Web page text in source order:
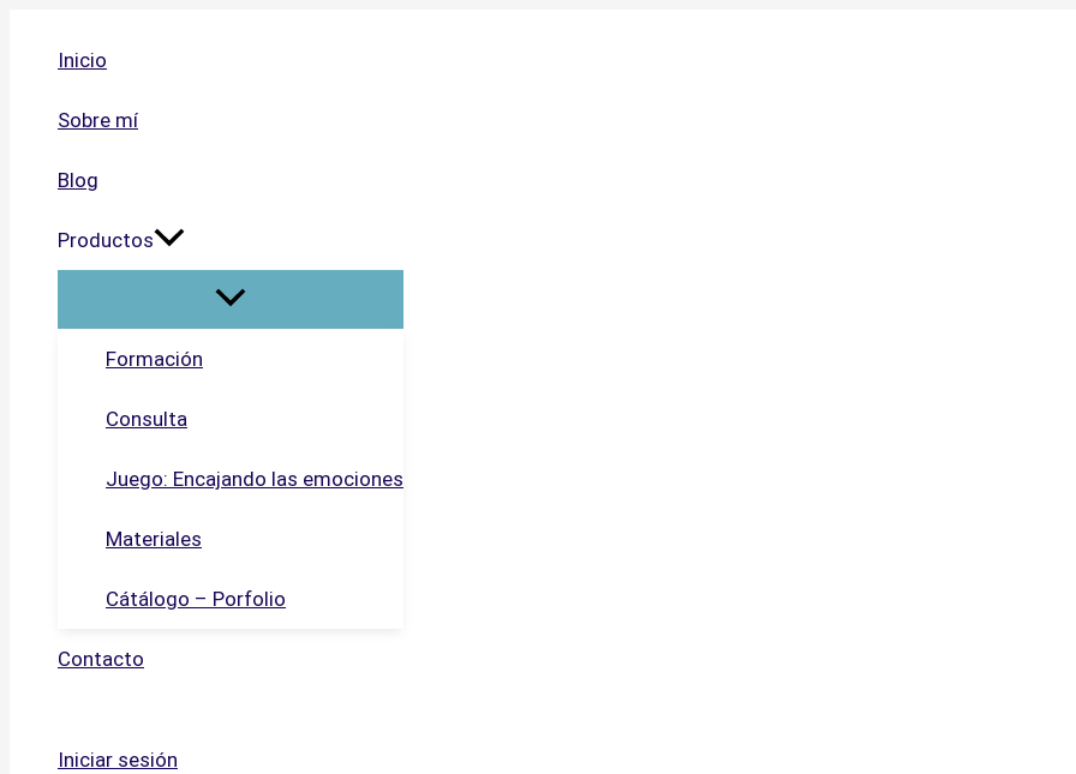
Inicio
Sobre mí
Blog
Productos
Formación
Consulta
Juego: Encajando las emociones
Materiales
Cátálogo – Porfolio
Contacto
Iniciar sesión